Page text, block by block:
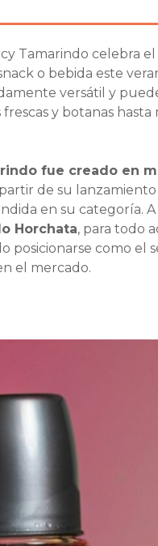
Tamarindo celebra
o bebida este
versátil y
frescas y botanas
fue creado en
de su
en su categoría. A
Horchata, para todo
posicionarse como el
el mercado.